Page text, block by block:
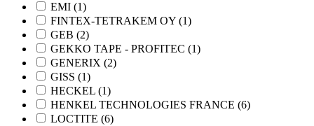
EMI (1)
FINTEX-TETRAKEM OY (1)
GEB (2)
GEKKO TAPE - PROFITEC (1)
GENERIX (2)
GISS (1)
HECKEL (1)
HENKEL TECHNOLOGIES FRANCE (6)
LOCTITE (6)